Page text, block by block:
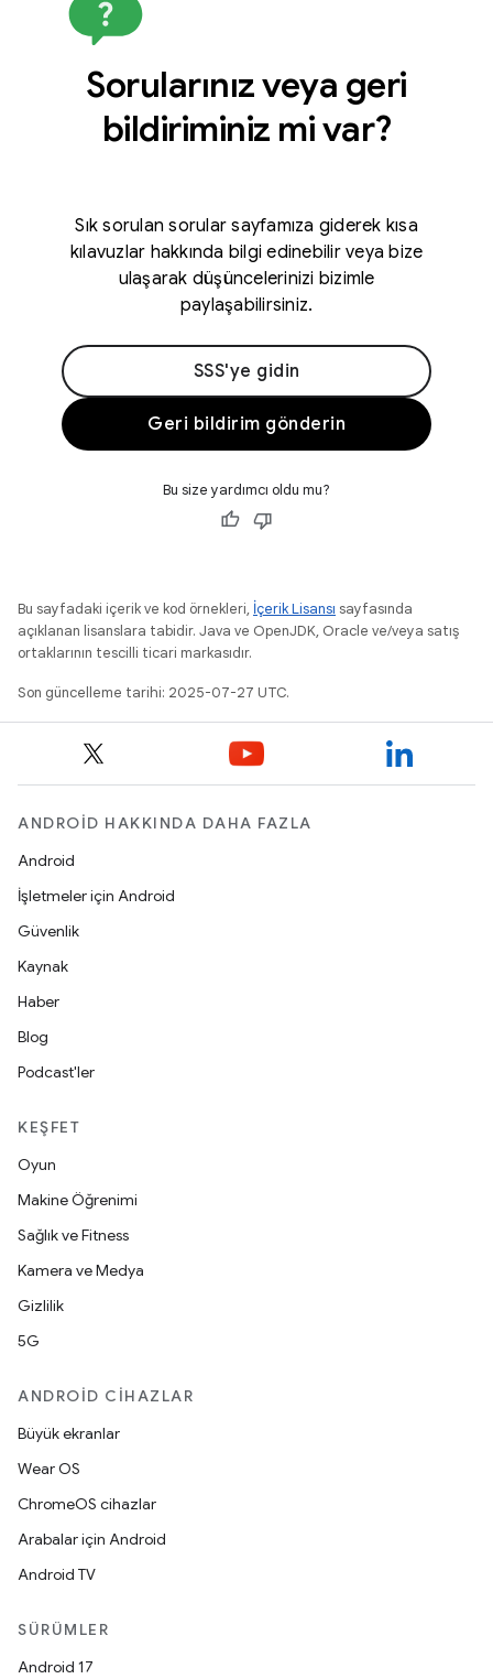
Sorularınız veya geri
bildiriminiz mi var?
Sık sorulan sorular sayfamıza giderek kısa
kılavuzlar hakkında bilgi edinebilir veya bize
ulaşarak düşüncelerinizi bizimle
paylaşabilirsiniz.
SSS'ye gidin
Geri bildirim gönderin
Bu size yardımcı oldu mu?
Bu sayfadaki içerik ve kod örnekleri, İçerik Lisansı sayfasında
açıklanan lisanslara tabidir. Java ve OpenJDK, Oracle ve/veya satış
ortaklarının tescilli ticari markasıdır.
Son güncelleme tarihi: 2025-07-27 UTC.
ANDROID HAKKINDA DAHA FAZLA
Android
İşletmeler için Android
Güvenlik
Kaynak
Haber
Blog
Podcast'ler
KEŞFET
Oyun
Makine Öğrenimi
Sağlık ve Fitness
Kamera ve Medya
Gizlilik
5G
ANDROID CIHAZLAR
Büyük ekranlar
Wear OS
ChromeOS cihazlar
Arabalar için Android
Android TV
SÜRÜMLER
Android 17